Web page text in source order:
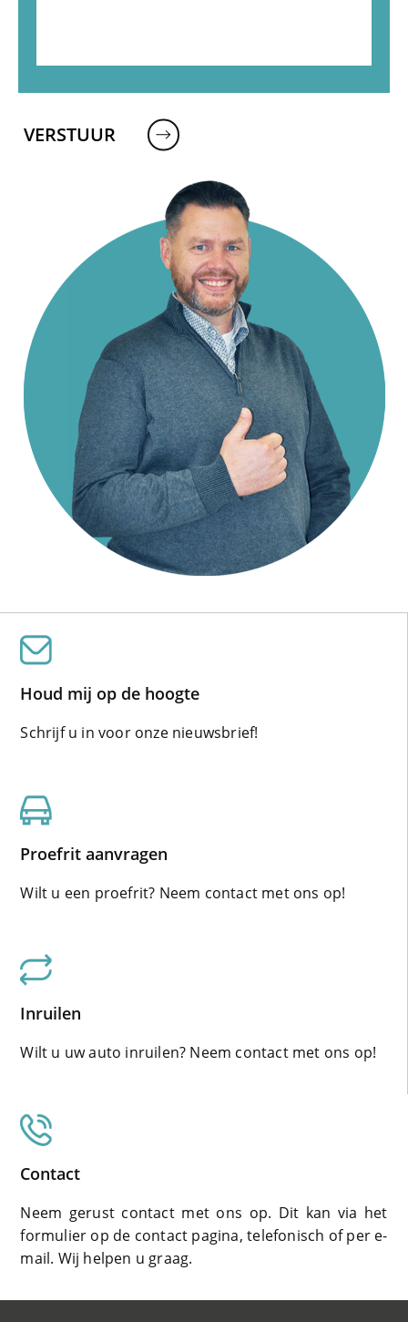
VERSTUUR
Houd mij op de hoogte
Schrijf u in voor onze nieuwsbrief!
Proefrit aanvragen
Wilt u een proefrit? Neem contact met ons op!
Inruilen
Wilt u uw auto inruilen? Neem contact met ons op!
Contact
Neem gerust contact met ons op. Dit kan via het
formulier op de contact pagina, telefonisch of per e-
mail. Wij helpen u graag.